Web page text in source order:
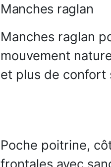
Manches raglan
Manches raglan
mouvement
et plus de confort
Poche poitrine,
frontales avec